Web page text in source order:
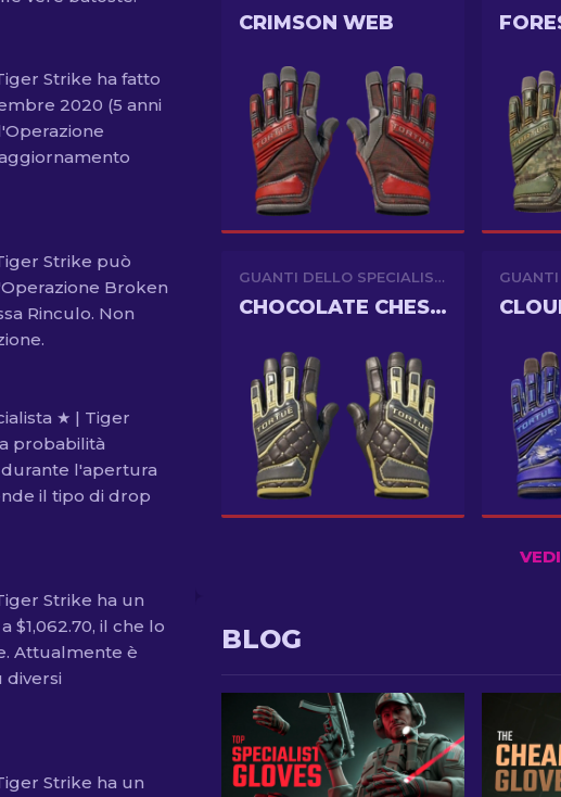
Strike ha fatto
2020 (5 anni
Strike può
Broken
Rinculo. Non
★ | Tiger
probabilità
l'apertura
il tipo di drop
Strike ha un
$1,062.70, il che lo
Attualmente è
diversi
Strike ha un
CRIMSON WEB
GUANTI DELLO SPECIALISTA
CHOCOLATE CHESTERFIELD
BLOG